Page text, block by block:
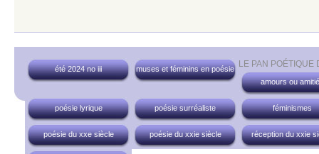
LE PAN POÉTIQUE
été 2024 no iii
muses et féminins en poésie
amours ou
poésie lyrique poésie surréaliste féminismes
poésie du xxe siècle poésie du xxie siècle réception du xxie